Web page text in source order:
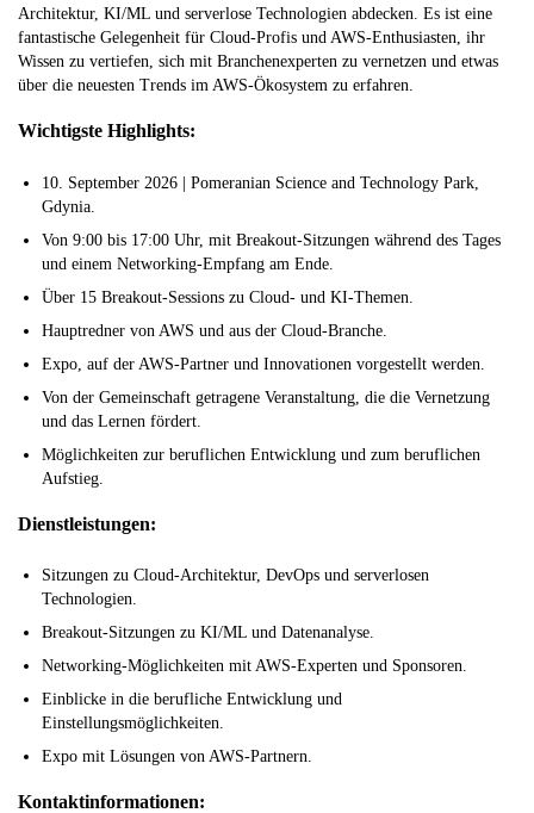
Architektur, KI/ML und serverlose Technologien abdecken. Es ist eine
fantastische Gelegenheit für Cloud-Profis und AWS-Enthusiasten, ihr
Wissen zu vertiefen, sich mit Branchenexperten zu vernetzen und etwas
über die neuesten Trends im AWS-Ökosystem zu erfahren.
Wichtigste Highlights:
10. September 2026 | Pomeranian Science and Technology Park,
Gdynia.
Von 9:00 bis 17:00 Uhr, mit Breakout-Sitzungen während des Tages
und einem Networking-Empfang am Ende.
Über 15 Breakout-Sessions zu Cloud- und KI-Themen.
Hauptredner von AWS und aus der Cloud-Branche.
Expo, auf der AWS-Partner und Innovationen vorgestellt werden.
Von der Gemeinschaft getragene Veranstaltung, die die Vernetzung
und das Lernen fördert.
Möglichkeiten zur beruflichen Entwicklung und zum beruflichen
Aufstieg.
Dienstleistungen:
Sitzungen zu Cloud-Architektur, DevOps und serverlosen
Technologien.
Breakout-Sitzungen zu KI/ML und Datenanalyse.
Networking-Möglichkeiten mit AWS-Experten und Sponsoren.
Einblicke in die berufliche Entwicklung und
Einstellungsmöglichkeiten.
Expo mit Lösungen von AWS-Partnern.
Kontaktinformationen: